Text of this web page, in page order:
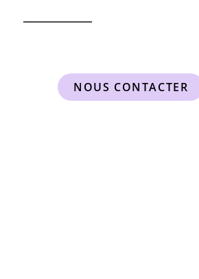
NOUS CONTACTER